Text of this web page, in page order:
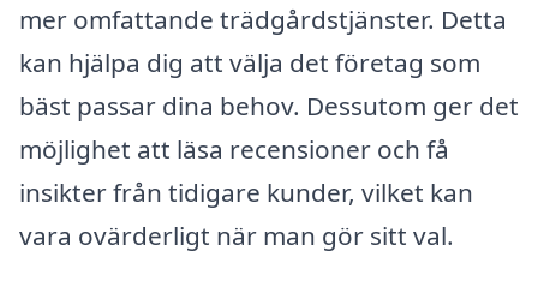
mer omfattande trädgårdstjänster. Detta
kan hjälpa dig att välja det företag som
bäst passar dina behov. Dessutom ger det
möjlighet att läsa recensioner och få
insikter från tidigare kunder, vilket kan
vara ovärderligt när man gör sitt val.